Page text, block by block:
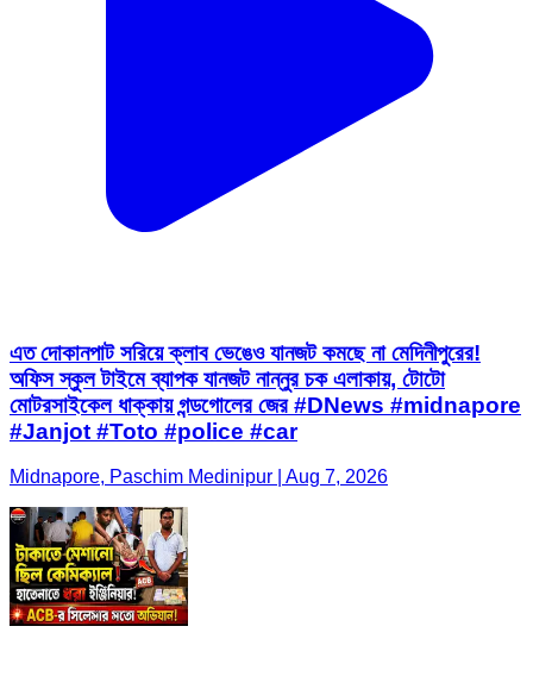
এত দোকানপাট সরিয়ে ক্লাব ভেঙেও যানজট কমছে না মেদিনীপুরের!
অফিস স্কুল টাইমে ব্যাপক যানজট নান্নুর চক এলাকায়, টোটো
মোটরসাইকেল ধাক্কায় গন্ডগোলের জের #DNews #midnapore
#Janjot #Toto #police #car
Midnapore, Paschim Medinipur | Aug 7, 2026